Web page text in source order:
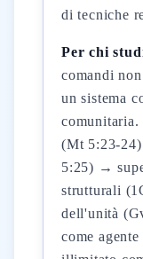
di tecniche
Per chi
comandi
un sistema
(Mt 5:23-
5:25) →
strutturali
dell'unità
come